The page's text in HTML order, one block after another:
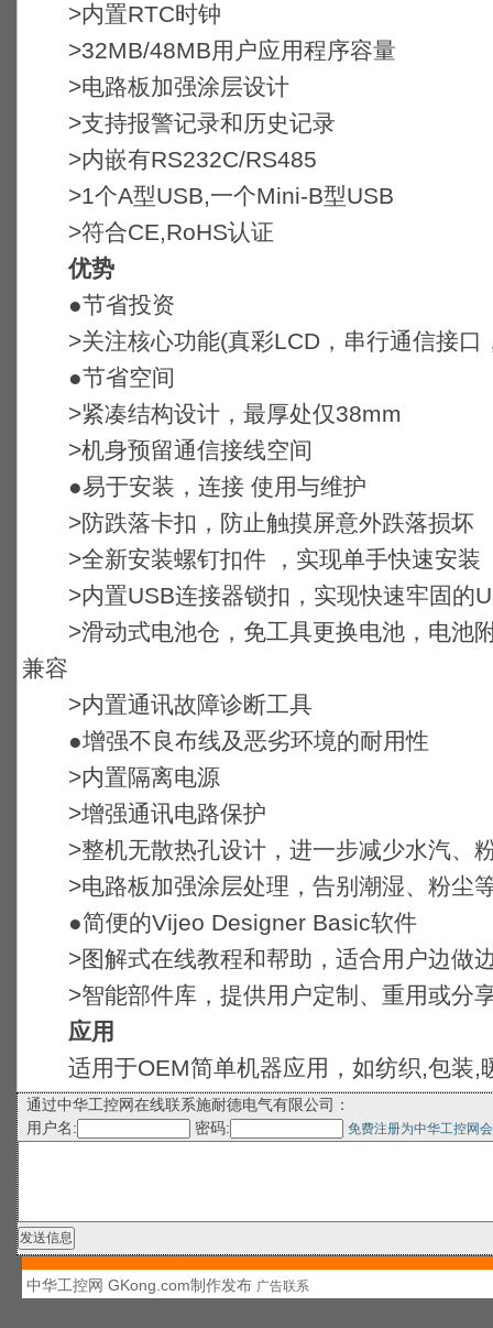
>内置RTC时钟
>32MB/48MB用户应用程序容量
>电路板加强涂层设计
>支持报警记录和历史记录
>内嵌有RS232C/RS485
>1个A型USB,一个Mini-B型USB
>符合CE,RoHS认证
优势
●节省投资
>关注核心功能(真彩LCD，串行通信接口
●节省空间
>紧凑结构设计，最厚处仅38mm
>机身预留通信接线空间
●易于安装，连接 使用与维护
>防跌落卡扣，防止触摸屏意外跌落损坏
>全新安装螺钉扣件 ，实现单手快速安装
>内置USB连接器锁扣，实现快速牢固的
>滑动式电池仓，免工具更换电池，电池
兼容
>内置通讯故障诊断工具
●增强不良布线及恶劣环境的耐用性
>内置隔离电源
>增强通讯电路保护
>整机无散热孔设计，进一步减少水汽、
>电路板加强涂层处理，告别潮湿、粉尘
●简便的Vijeo Designer Basic软件
>图解式在线教程和帮助，适合用户边做
>智能部件库，提供用户定制、重用或分
应用
适用于OEM简单机器应用，如纺织,包装,
通过中华工控网在线联系施耐德电气有限公司：
用户名:
密码: 免费注册为中华工控网
中华工控网 GKong.com制作发布 广告联系